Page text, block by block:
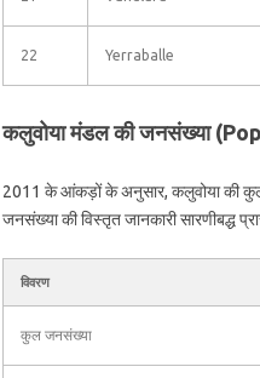
22 Yerraballe
कलुवोया मंडल की जनसंख्या
2011 के आंकड़ों के अनुसार, कलुवोया की
जनसंख्या की विस्तृत जानकारी सारणीबद्ध
विवरण
कुल जनसंख्या